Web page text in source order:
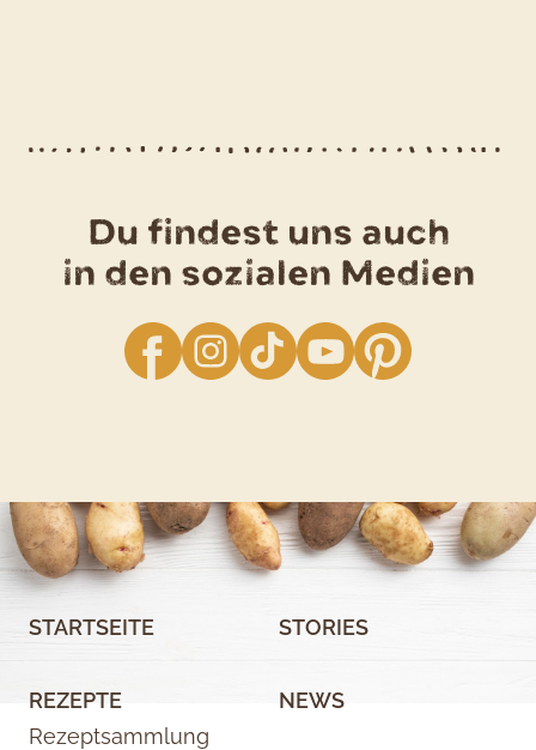
Du findest uns auch
in den sozialen Medien
facebookInstagram
TikTok YouTube
STARTSEITE
REZEPTE
Rezeptsammlung
STORIES
NEWS